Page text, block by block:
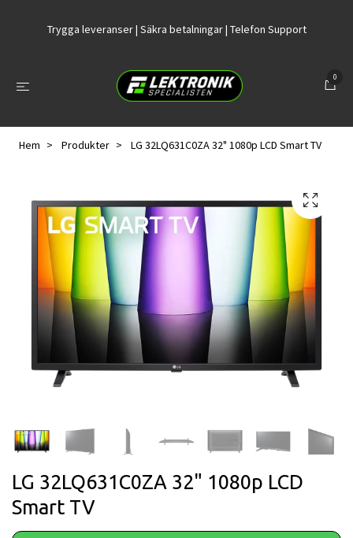
Trygga leveranser | Säkra betalningar | Telefon Support
0
Hem Produkter LG 32LQ631C0ZA 32" 1080p LCD Smart TV
LG 32LQ631C0ZA 32" 1080p LCD
Smart TV